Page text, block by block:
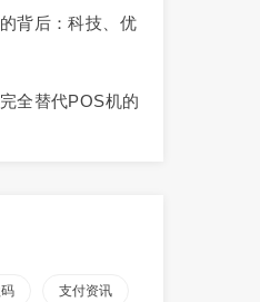
背后：科技、优
全替代POS机的
支付资讯